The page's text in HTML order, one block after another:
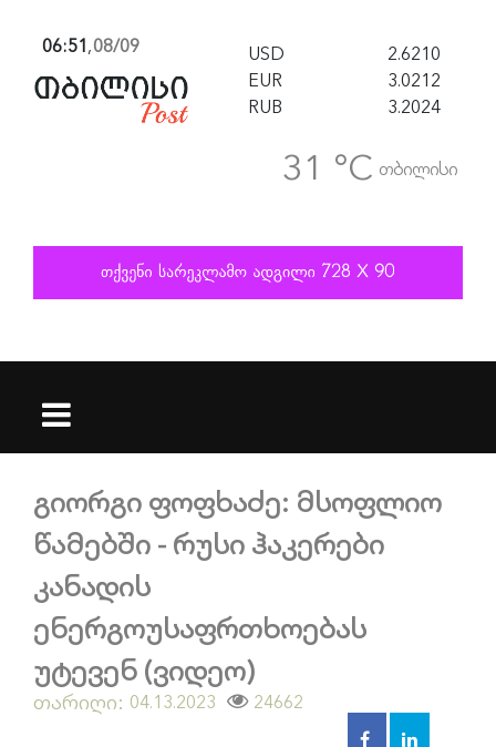
06:51,08/09 USD
2.6210
EUR
3.0212
RUB
3.2024
31 °C თბილისი
გიორგი ფოფხაძე: მსოფლიო
წამებში - რუსი ჰაკერები
კანადის
ენერგოუსაფრთხოებას
უტევენ (ვიდეო)
თარიღი: 04.13.2023 24662